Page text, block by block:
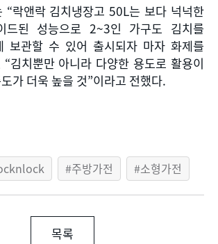
“락앤락 김치냉장고 50L는 보다 넉넉한
드된 성능으로 2~3인 가구도 김치를
보관할 수 있어 출시되자 마자 화제를
김치뿐만 아니라 다양한 용도로 활용이
가 더욱 높을 것”이라고 전했다.
주방가전 소형가전
목록